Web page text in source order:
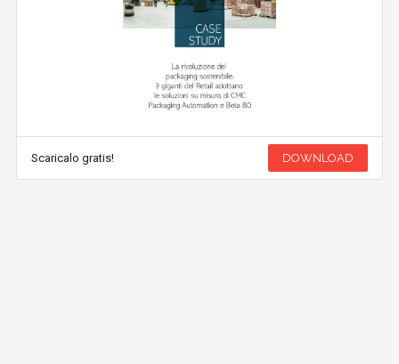
Scaricalo gratis! DOWNLOAD